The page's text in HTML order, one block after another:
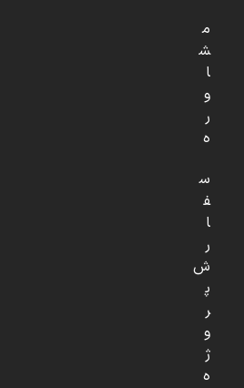
م
ش
ا
و
ر
ه
س
ف
ا
ر
ش
پ
ر
و
ژ
ه